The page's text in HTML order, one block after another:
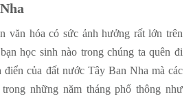
văn hóa có sức ảnh hưởng rất lớn trên
học sinh nào trong chúng ta quên đi
của đất nước Tây Ban Nha mà các
những năm tháng phổ thông như